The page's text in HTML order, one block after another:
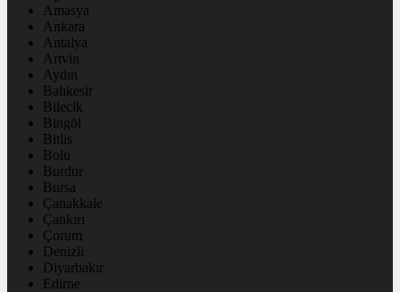
Amasya
Ankara
Antalya
Artvin
Aydın
Balıkesir
Bilecik
Bingöl
Bitlis
Bolu
Burdur
Bursa
Çanakkale
Çankırı
Çorum
Denizli
Diyarbakır
Edirne